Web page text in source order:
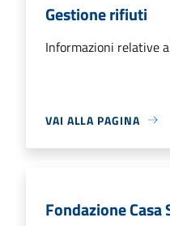
Gestione rifiuti
Informazioni relative
VAI ALLA PAGINA
Fondazione Casa